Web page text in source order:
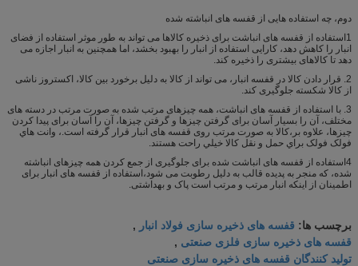
دوم، چه استفاده هایی از قفسه های انباشته شده
1استفاده از قفسه های انباشت برای ذخیره کالاها می تواند به طور موثر استفاده از فضای
انبار را کاهش دهد، کارایی استفاده از انبار را بهبود بخشد، اما همچنین به انبار اجازه می
دهد تا کالاهای بیشتری را ذخیره کند.
2. قرار دادن کالا در قفسه انبار، می تواند از کالا به دلیل برخورد بین کالا، اکستروز ناشی
از کالا شکسته جلوگیری کند.
3. با استفاده از قفسه های انباشت، همه چیزهای مرتب شده به صورت مرتب در دسته های
مختلف، آن را بسیار آسان برای گرفتن چیزها و گرفتن چیزها، آن را آسان برای پیدا کردن
چیزها، علاوه بر،کالا به صورت مرتب روی قفسه های انبار قرار گرفته است.، وانت هاي
فولک فولک براي حمل و نقل کالا خيلي راحت هستند.
4استفاده از قفسه های انباشت شده برای جلوگیری از جمع کردن همه چیزهای انباشته
شده، که منجر به پدیده قالب به دلیل رطوبت می شود،استفاده از قفسه های انبار برای
اطمینان از اینکه انبار مرتب و مرتب است پاک و بهداشتی.
برچسب ها: قفسه های ذخیره سازی فولاد انبار ,
قفسه های ذخیره سازی فلزی صنعتی ,
تولید کنندگان قفسه های ذخیره سازی صنعتی